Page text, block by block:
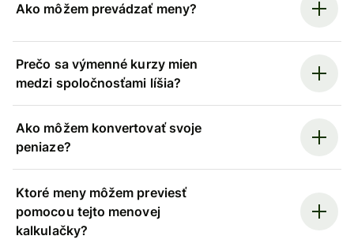
Ako môžem prevádzať meny?
Prečo sa výmenné kurzy mien
medzi spoločnosťami líšia?
Ako môžem konvertovať svoje
peniaze?
Ktoré meny môžem previesť
pomocou tejto menovej
kalkulačky?